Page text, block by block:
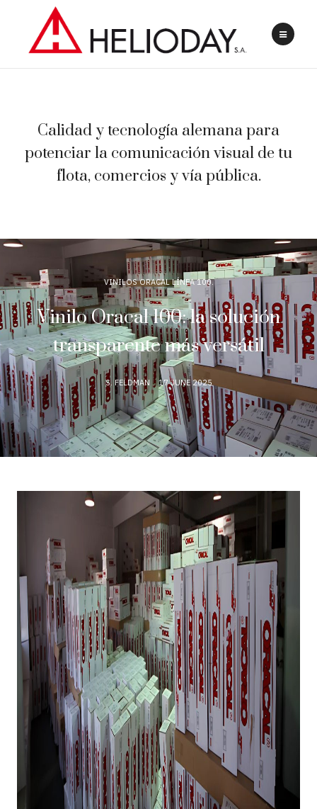
Calidad y tecnología alemana para
potenciar la comunicación visual de tu
flota, comercios y vía pública.
VINILOS ORACAL LÍNEA 100
Vinilo Oracal 100: la solución
transparente más versátil
S. FELDMAN 17 JUNE 2025